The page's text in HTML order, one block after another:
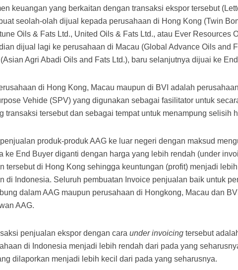
keuangan yang berkaitan dengan transaksi ekspor tersebut
seolah-olah dijual kepada perusahaan di Hong Kong (Twin
Oils & Fats Ltd., United Oils & Fats Ltd., atau Ever Resources
dijual lagi ke perusahaan di Macau (Global Advance Oils and
Agri Abadi Oils and Fats Ltd.), baru selanjutnya dijuai ke
di Hong Kong, Macau maupun di BVI adalah
Vehide (SPV) yang digunakan sebagai fasilitator untuk
transaksi tersebut dan sebagai tempat untuk menampung selisih
produk-produk AAG ke luar negeri dengan maksud
ke End Buyer diganti dengan harga yang lebih rendah (under
tersebut di Hong Kong sehingga keuntungan (profit) menjadi
di Indonesia. Seluruh pembuatan Invoice penjualan baik untuk
dalam AAG maupun perusahaan di Hongkong, Macau dan
AAG.
penjualan ekspor dengan caraunder invoicing tersebut
di Indonesia menjadi lebih rendah dari pada yang
dilaporkan menjadi lebih kecil dari pada yang seharusnya.